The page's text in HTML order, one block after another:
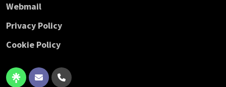
Webmail
Privacy Policy
Cookie Policy